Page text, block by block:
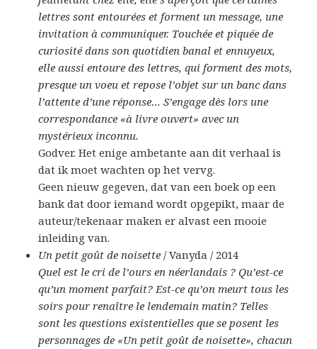
lettres sont entourées et forment un message, une
invitation à communiquer. Touchée et piquée de
curiosité dans son quotidien banal et ennuyeux,
elle aussi entoure des lettres, qui forment des mots,
presque un voeu et repose l’objet sur un banc dans
l’attente d’une réponse… S’engage dès lors une
correspondance «à livre ouvert» avec un
mystérieux inconnu.
Godver. Het enige ambetante aan dit verhaal is
dat ik moet wachten op het vervg.
Geen nieuw gegeven, dat van een boek op een
bank dat door iemand wordt opgepikt, maar de
auteur/tekenaar maken er alvast een mooie
inleiding van.
Un petit goût de noisette / Vanyda / 2014
Quel est le cri de l’ours en néerlandais ? Qu’est-ce
qu’un moment parfait? Est-ce qu’on meurt tous les
soirs pour renaître le lendemain matin? Telles
sont les questions existentielles que se posent les
personnages de «Un petit goût de noisette», chacun